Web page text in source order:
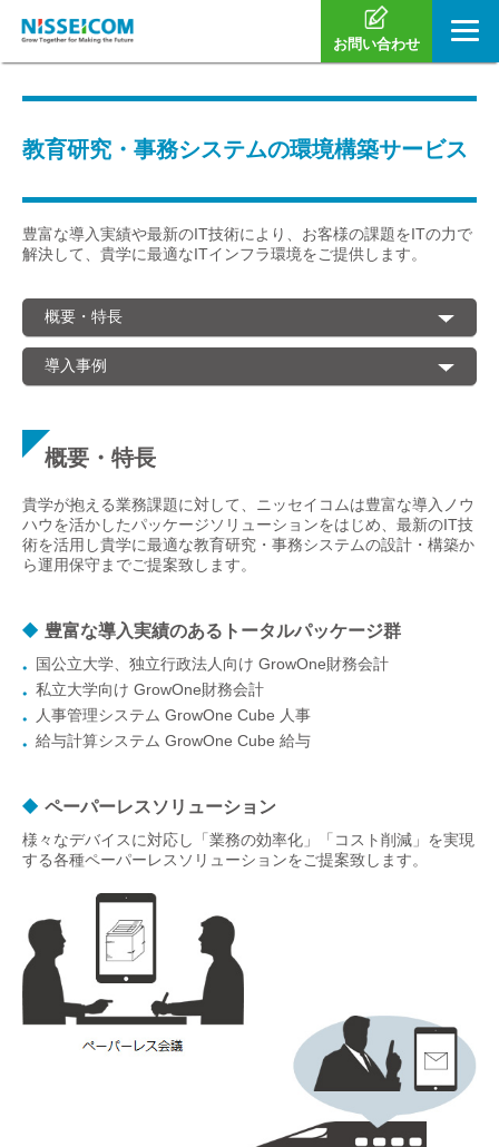
お問い合わせ
教育研究・事務システムの環境構築サービス
豊富な導入実績や最新のIT技術により、お客様の課題をITの力で
解決して、貴学に最適なITインフラ環境をご提供します。
概要・特長
導入事例
概要・特長
貴学が抱える業務課題に対して、ニッセイコムは豊富な導入ノウ
ハウを活かしたパッケージソリューションをはじめ、最新のIT技
術を活用し貴学に最適な教育研究・事務システムの設計・構築か
ら運用保守までご提案致します。
豊富な導入実績のあるトータルパッケージ群
国公立大学、独立行政法人向け GrowOne財務会計
私立大学向け GrowOne財務会計
人事管理システム GrowOne Cube 人事
給与計算システム GrowOne Cube 給与
ペーパーレスソリューション
様々なデバイスに対応し「業務の効率化」「コスト削減」を実現
する各種ペーパーレスソリューションをご提案致します。